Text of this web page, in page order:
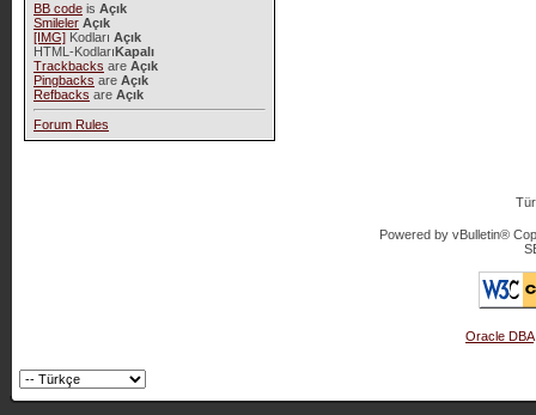
BB codeis Açık
Smileler Açık
[IMG]Kodları Açık
HTML-KodlarıKapalı
Trackbacks are Açık
Pingbacks are Açık
Refbacks are Açık
Forum Rules
Powered by vBulletin®
Oracle DBA